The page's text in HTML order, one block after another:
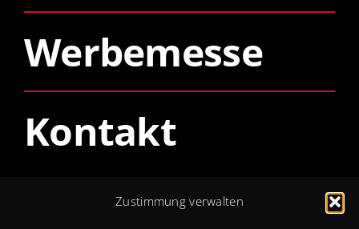
Zustimmung verwalten
Werbemesse
Kontakt